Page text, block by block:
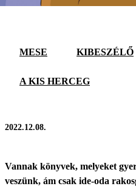
MESE KIBESZÉLŐ
A KIS HERCEG
2022.12.08.
Vannak könyvek, melyeket
veszünk, ám csak ide-oda